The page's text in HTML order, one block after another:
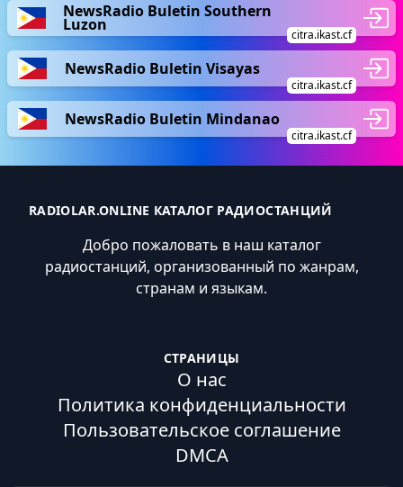
NewsRadio Buletin Southern
Luzon
citra.ikast.cf
NewsRadio Buletin Visayas
citra.ikast.cf
NewsRadio Buletin Mindanao
citra.ikast.cf
RADIOLAR.ONLINE КАТАЛОГ РАДИОСТАНЦИЙ
Добро пожаловать в наш каталог
радиостанций, организованный по жанрам,
странам и языкам.
СТРАНИЦЫ
О нас
Политика конфиденциальности
Пользовательское соглашение
DMCA